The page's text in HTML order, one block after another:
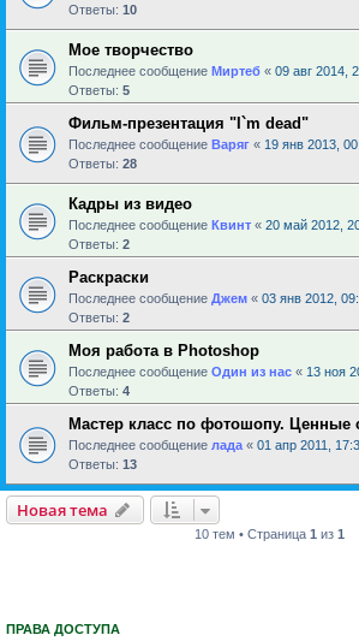
Ответы: 10
Мое творчество
Последнее сообщение Миртеб « 09 авг 2014,
Ответы: 5
Фильм-презентация "I`m dead"
Последнее сообщение Варяг « 19 янв 2013,
Ответы: 28
Кадры из видео
Последнее сообщение Квинт « 20 май 2012,
Ответы: 2
Раскраски
Последнее сообщение Джем « 03 янв 2012,
Ответы: 2
Моя работа в Photoshop
Последнее сообщение Один из нас « 13 ноя
Ответы: 4
Мастер класс по фотошопу. Ценные
Последнее сообщение лада « 01 апр 2011,
Ответы: 13
Новая тема
10 тем • Страница 1 из 1
ПРАВА ДОСТУПА